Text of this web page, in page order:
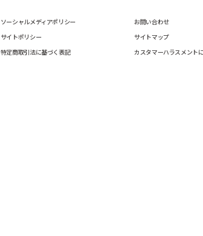
ソーシャルメディアポリシー
お問い合わせ
サイトポリシー
サイトマップ
特定商取引法に基づく表記
カスタマーハラスメント